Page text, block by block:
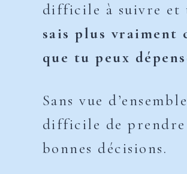
difficile à suivre et
sais plus vraiment
que tu peux
Sans vue
difficile de prendre
bonnes décisions.